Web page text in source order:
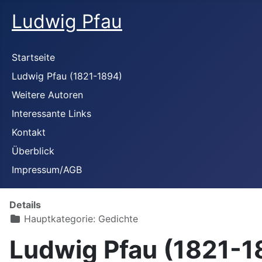
Ludwig Pfau
Startseite
Ludwig Pfau (1821-1894)
Weitere Autoren
Interessante Links
Kontakt
Überblick
Impressum/AGB
Details
Hauptkategorie: Gedichte
Ludwig Pfau (1821-